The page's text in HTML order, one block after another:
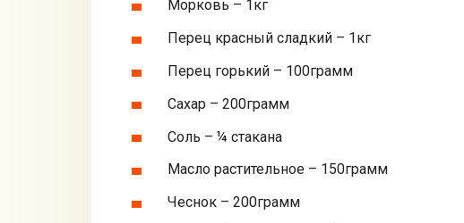
Морковь – 1кг
Перец красный сладкий – 1кг
Перец горький – 100грамм
Сахар – 200грамм
Соль – ¼ стакана
Масло растительное – 150грамм
Чеснок – 200грамм